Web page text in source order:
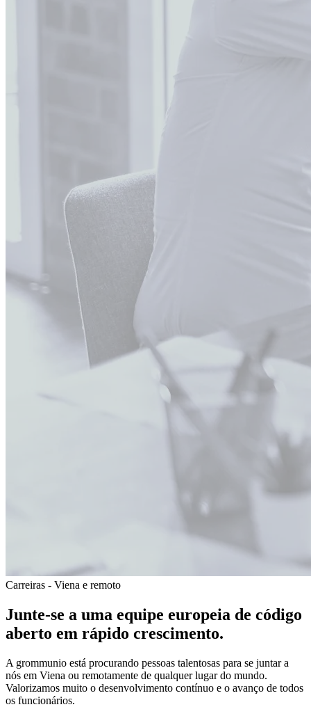
Carreiras - Viena e remoto
Junte-se a uma equipe europeia de código
aberto em rápido crescimento.
A grommunio está procurando pessoas talentosas para se juntar a
nós em Viena ou remotamente de qualquer lugar do mundo.
Valorizamos muito o desenvolvimento contínuo e o avanço de todos
os funcionários.